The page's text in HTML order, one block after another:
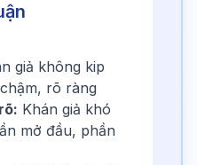
giả không kip
rõ ràng
Khán giả khó
mở đầu, phần